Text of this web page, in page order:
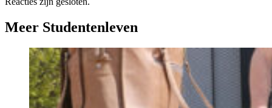
Meer Studentenleven